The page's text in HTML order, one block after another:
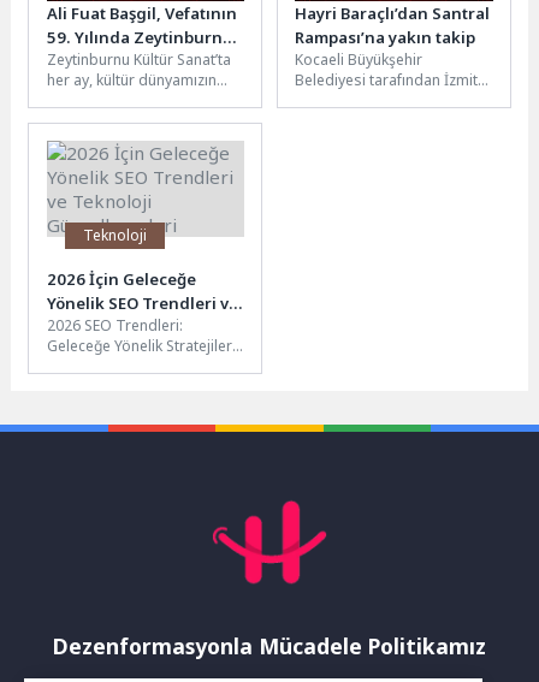
Ali Fuat Başgil, Vefatının
59. Yılında Zeytinburnu
Kültür Sanat’ta Anıldı!
Zeytinburnu Kültür Sanat’ta
her ay, kültür dünyamızın
Hukuk, ilim, siyaset ve
kültür...
Hayri Baraçlı’dan Santral
Rampası’na yakın takip
Kocaeli Büyükşehir
Belediyesi tarafından İzmit
Teknoloji
2026 İçin Geleceğe
Yönelik SEO Trendleri ve
Teknoloji
Güncellemeleri
2026 SEO Trendleri:
Geleceğe Yönelik Stratejiler
Dezenformasyonla Mücadele Politikamız